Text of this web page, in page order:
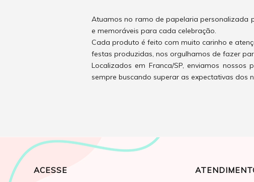
Atuamos no ramo de papelaria personalizada
e memoráveis para cada celebração.
Cada produto é feito com muito carinho e
festas produzidas, nos orgulhamos de fazer
Localizados em Franca/SP, enviamos
sempre buscando superar as expectativas dos
ACESSE